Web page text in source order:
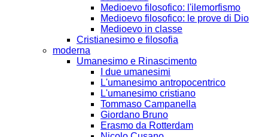
Medioevo filosofico: l'ilemorfismo
Medioevo filosofico: le prove di Dio
Medioevo in classe
Cristianesimo e filosofia
moderna
Umanesimo e Rinascimento
I due umanesimi
L'umanesimo antropocentrico
L'umanesimo cristiano
Tommaso Campanella
Giordano Bruno
Erasmo da Rotterdam